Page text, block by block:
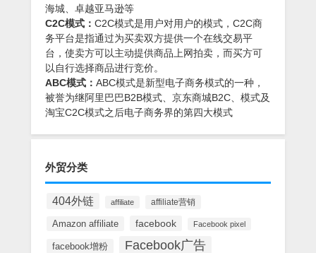
海城、卓越亚马逊等
C2C模式： C2C模式是用户对用户的模式，C2C商
务平台是指通过为买卖双方提供一个在线交易平
台，使卖方可以主动提供商品上网拍卖，而买方可
以自行选择商品进行竞价。
ABC模式： ABC模式是新型电子商务模式的一种，
被誉为继阿里巴巴B2B模式、京东商城B2C、模式及
淘宝C2C模式之后电子商务界的第四大模式
外贸分类
404外链 affiliate affiliate营销
Amazon affiliate facebook Facebook pixel
facebook增粉 Facebook广告